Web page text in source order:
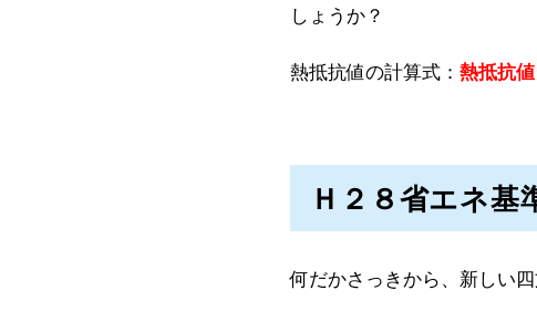
しょうか？
熱抵抗値の計算式： 熱抵抗
Ｈ２８省エネ基
何だかさっきから、新しい